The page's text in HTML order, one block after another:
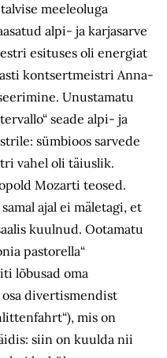
meeleoluga
alpi- ja karjasarve
esituses oli energiat
kontsertmeistri Anna-
Unustamatu
seade alpi- ja
sümbioos sarvede
vahel oli täiuslik.
Mozarti teosed.
ajal ei mäletagi, et
kuulnud. Ootamatu
pastorella“
lõbusad oma
divertismendist
mis on
siin on kuulda nii